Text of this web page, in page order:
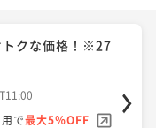
トクな価格！※27
で最大5％OFF